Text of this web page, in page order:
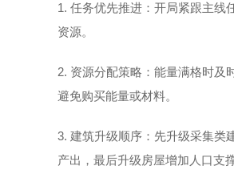
1. 任务优先推进：开局紧跟主线
资源。
2. 资源分配策略：能量满格时及
避免购买能量或材料。
3. 建筑升级顺序：先升级采集类
产出，最后升级房屋增加人口支